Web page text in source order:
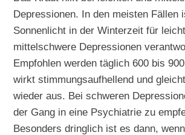
Depressionen. In den meisten Fällen
Sonnenlicht in der Winterzeit für
mittelschwere Depressionen
Empfohlen werden täglich 600 bis
wirkt stimmungsaufhellend und
wieder aus. Bei schweren
der Gang in eine Psychiatrie zu
Besonders dringlich ist es dann,